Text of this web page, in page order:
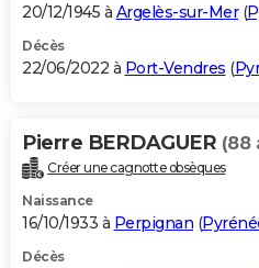
20/12/1945 à Argelès-sur-Mer(
Décès
22/06/2022 à Port-Vendres (
Pierre BERDAGUER (88
Créer une cagnotte obsèques
Naissance
16/10/1933 à Perpignan (
Décès